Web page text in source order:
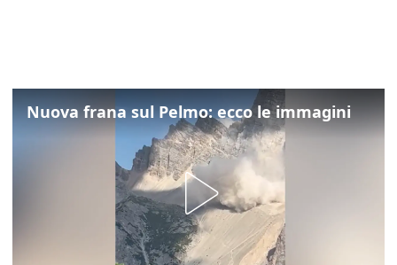
Nuova frana sul Pelmo: ecco le immagini